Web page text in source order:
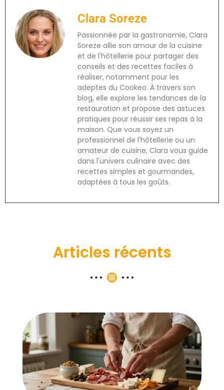
Clara Soreze
Passionnée par la gastronomie, Clara
Soreze allie son amour de la cuisine
et de l'hôtellerie pour partager des
conseils et des recettes faciles à
réaliser, notamment pour les
adeptes du Cookeo. À travers son
blog, elle explore les tendances de la
restauration et propose des astuces
pratiques pour réussir ses repas à la
maison. Que vous soyez un
professionnel de l'hôtellerie ou un
amateur de cuisine, Clara vous guide
dans l'univers culinaire avec des
recettes simples et gourmandes,
adaptées à tous les goûts.
Articles récents